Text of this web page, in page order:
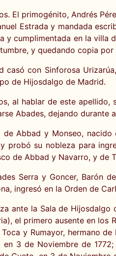
El primogénito, Andrés
Estrada y mandada
y cumplimentada en la villa
y quedando copia
casó con Sinforosa
de Hijosdalgo de Madrid.
al hablar de este
Abades, dejando durante
de Abbad y Monseo,
y probó su nobleza para
de Abbad y Navarro, y de
Serra y Goncer, Barón
ingresó en la Orden de
ante la Sala de
el primero ausente en los
y Rumayor, hermano
en 3 de Noviembre de